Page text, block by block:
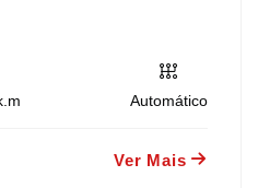
Automático
Ver Mais